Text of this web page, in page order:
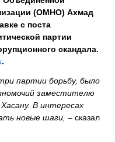
(ОМНО) Ахмад
с поста
партии
скандала.
.
партии борьбу, было
заместителю
В интересах
новые шаги, – сказал